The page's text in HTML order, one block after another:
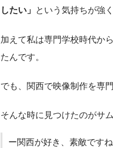
したい」 という気持ちが強
加えて私は専門学校時代か
たんです。
でも、関西で映像制作を専
そんな時に見つけたのがサ
ー関西が好き、素敵です